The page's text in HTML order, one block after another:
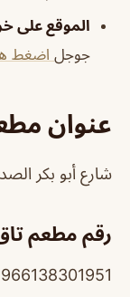
الموقع على
جوجل اضغط
عنوان
شارع أبو بكر
رقم مطعم
966138301951+